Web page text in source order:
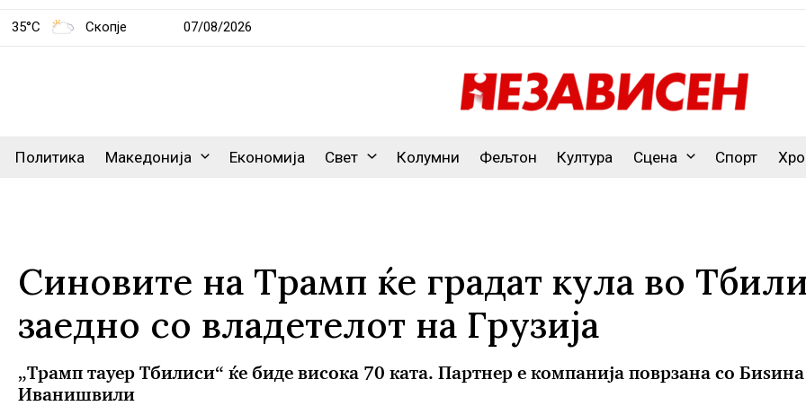
35°C Скопје 07/08/2026
Политика Македонија Економија Свет Колумни Фељтон Култура Сцена Спорт
Синовите на Трамп ќе градат кула во
заедно со владетелот на Грузија
„Трамп тауер Тбилиси“ ќе биде висока 70 ката. Партнер е компанија поврзана со Биѕина
Иванишвили